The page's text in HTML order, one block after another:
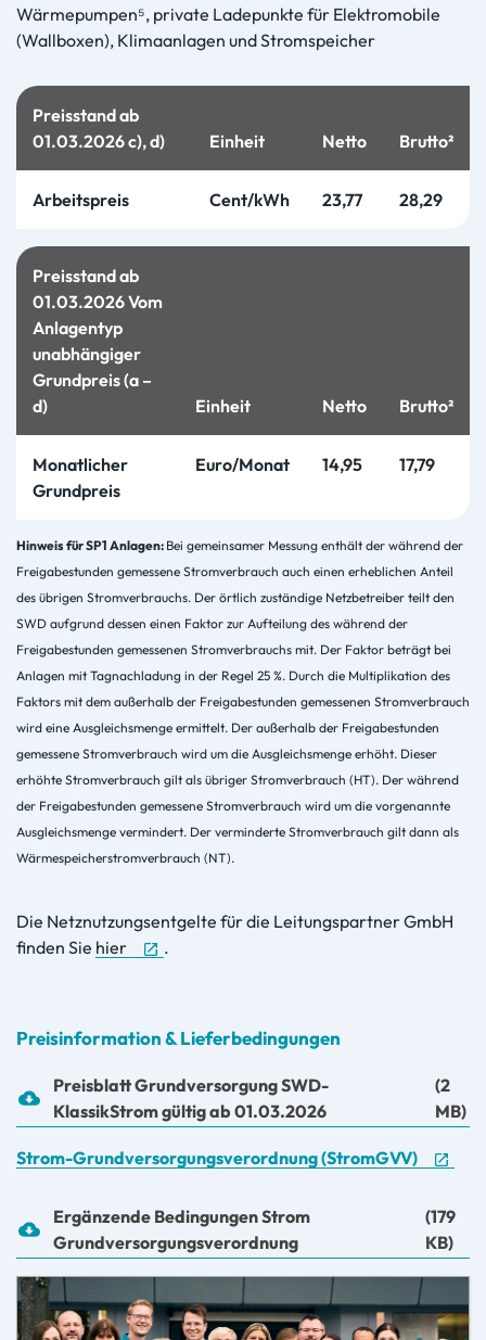
Wärmepumpen⁵, private Ladepunkte für Elektromobile
(Wallboxen), Klimaanlagen und Stromspeicher
Preisstand ab
01.03.2026 c), d)
Einheit Netto Brutto²
Arbeitspreis Cent/kWh 23,77 28,29
Preisstand ab
01.03.2026 Vom
Anlagentyp
unabhängiger
Grundpreis (a –
d)
Einheit Netto Brutto²
Monatlicher
Grundpreis
Euro/Monat 14,95 17,79
Hinweis für SP1 Anlagen: Bei gemeinsamer Messung enthält der während der
Freigabestunden gemessene Stromverbrauch auch einen erheblichen Anteil
des übrigen Stromverbrauchs. Der örtlich zuständige Netzbetreiber teilt den
SWD aufgrund dessen einen Faktor zur Aufteilung des während der
Freigabestunden gemessenen Stromverbrauchs mit. Der Faktor beträgt bei
Anlagen mit Tagnachladung in der Regel 25 %. Durch die Multiplikation des
Faktors mit dem außerhalb der Freigabestunden gemessenen Stromverbrauch
wird eine Ausgleichsmenge ermittelt. Der außerhalb der Freigabestunden
gemessene Stromverbrauch wird um die Ausgleichsmenge erhöht. Dieser
erhöhte Stromverbrauch gilt als übriger Stromverbrauch (HT). Der während
der Freigabestunden gemessene Stromverbrauch wird um die vorgenannte
Ausgleichsmenge vermindert. Der verminderte Stromverbrauch gilt dann als
Wärmespeicherstromverbrauch (NT).
Die Netznutzungsentgelte für die Leitungspartner GmbH
finden Sie hier .
Preisinformation & Lieferbedingungen
(2
MB)
Preisblatt Grundversorgung SWD-
KlassikStrom gültig ab 01.03.2026
Strom-Grundversorgungsverordnung (StromGVV)
(179
KB)
Ergänzende Bedingungen Strom
Grundversorgungsverordnung